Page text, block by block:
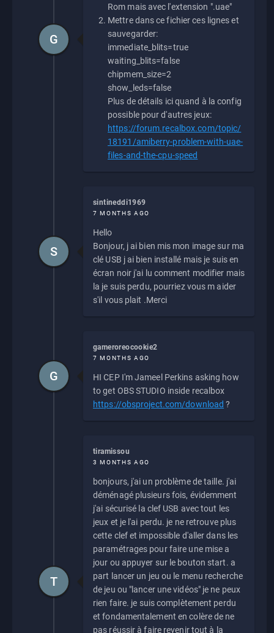
Rom mais avec l'extension ".uae"
Mettre dans ce fichier ces lignes et
sauvegarder:
immediate_blits=true
waiting_blits=false
chipmem_size=2
show_leds=false
Plus de détails ici quand à la config
possible pour d'autres jeux:
https://forum.recalbox.com/topic/
18191/amiberry-problem-with-uae-
files-and-the-cpu-speed
G
sintineddi1969
7 MONTHS AGO
Hello
Bonjour, j ai bien mis mon image sur ma
clé USB j ai bien installé mais je suis en
écran noir j'ai lu comment modifier mais
la je suis perdu, pourriez vous m aider
s'il vous plait .Merci
S
gameroreocookie2
7 MONTHS AGO
HI CEP I'm Jameel Perkins asking how
to get OBS STUDIO inside recalbox
https://obsproject.com/download ?
G
tiramissou
3 MONTHS AGO
bonjours, j'ai un problème de taille. j'ai
déménagé plusieurs fois, évidemment
j'ai sécurisé la clef USB avec tout les
jeux et je l'ai perdu. je ne retrouve plus
cette clef et impossible d'aller dans les
paramétrages pour faire une mise a
jour ou appuyer sur le bouton start. a
part lancer un jeu ou le menu recherche
de jeu ou "lancer une vidéos" je ne peux
rien faire. je suis complètement perdu
et fondamentalement en colère de ne
pas réussir à faire revenir tout à la
T